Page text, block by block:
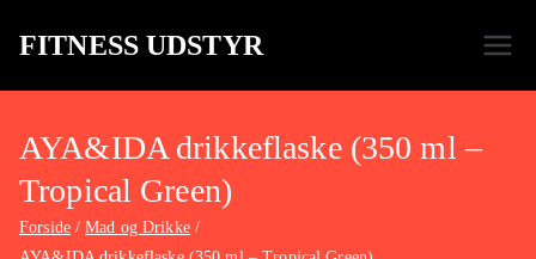
FITNESS UDSTYR
AYA&IDA drikkeflaske (350 ml –
Tropical Green)
Forside
Mad og Drikke